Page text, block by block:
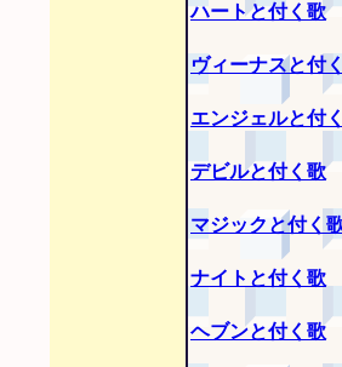
ハートと付く歌
ヴィーナスと付
エンジェルと付
デビルと付く歌
マジックと付く
ナイトと付く歌
ヘブンと付く歌